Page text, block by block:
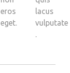
eros
eget.
lacus
vulputate
.